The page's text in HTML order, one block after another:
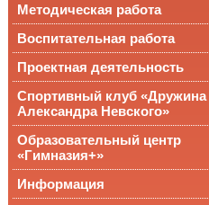
Независимая оценка
качества подготовки
обучающихся
Всероссийские
проверочные
работы
Всероссийская
олимпиада
мониторинг системы
образования
Методическая работа
Уроки, мероприятия
Публикации
Материалы
педагогического форума
Воспитательная работа
Проектная деятельность
Спортивный клуб «Дружина
Александра Невского»
Образовательный центр
«Гимназия+»
Информация